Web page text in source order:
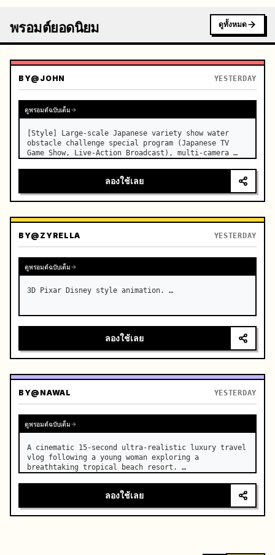
พรอมต์ยอดนิยม ดูทั้งหมด
BY@JOHN YESTERDAY
ดูพรอมต์ฉบับเต็ม
[Style] Large-scale Japanese variety show water
obstacle challenge special program (Japanese TV
Game Show, Live-Action Broadcast), multi-camera
high-saturation summer colors, real-time throughout
ลองใช้เลย
BY@ZYRELLA YESTERDAY
ดูพรอมต์ฉบับเต็ม
3D Pixar Disney style animation. …
ลองใช้เลย
BY@NAWAL YESTERDAY
ดูพรอมต์ฉบับเต็ม
A cinematic 15-second ultra-realistic luxury travel
vlog following a young woman exploring a
breathtaking tropical beach resort. …
ลองใช้เลย